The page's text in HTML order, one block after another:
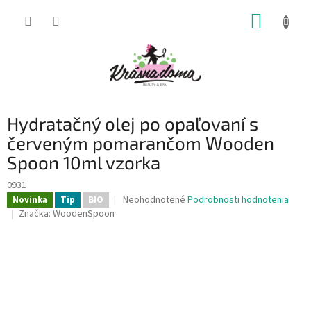
Hydratačný olej po opaľovaní s
červeným pomarančom Wooden
Spoon 10ml vzorka
0931
Novinka Tip BIO
Priemerné
Neohodnotené Podrobnosti hodnotenia
Značka: WoodenSpoon